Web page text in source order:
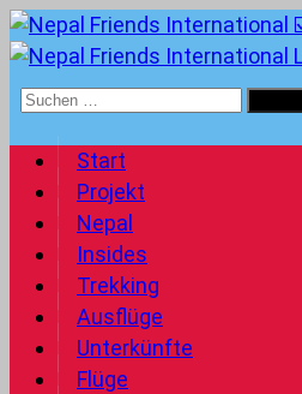
Suchen
Start
Projekt
Nepal
Insides
Trekking
Ausflüge
Unterkünfte
Flüge